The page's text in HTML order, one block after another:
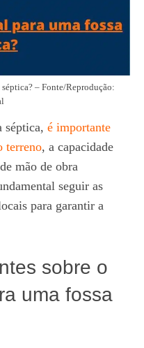
– Fonte/Reprodução:
séptica, é importante
terreno, a capacidade
mão de obra
seguir as
para garantir a
sobre o
uma fossa